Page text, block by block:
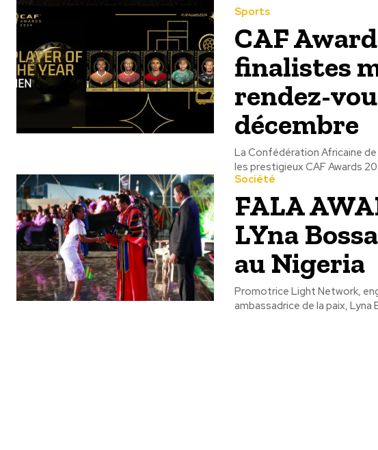
Sports
CAF
finalistes
rendez-
décembre
La Confédération Africaine
les prestigieux CAF Awards
Société
FALA
LYna
au Nigeria
Promotrice Light Network,
ambassadrice de la paix, Lyna